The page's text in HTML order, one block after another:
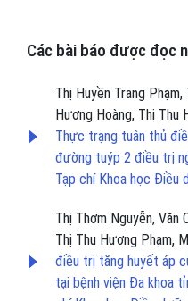
Các bài báo được đọc
Thị Huyền Trang
Hương Hoàng, Thị Thu
Thực trạng tuân thủ
đường tuýp 2 điều trị
Tạp chí Khoa học Điều
Thị Thơm Nguyễn, Văn
Thị Thu Hương Phạm,
điều trị tăng huyết áp
tại bệnh viện Đa khoa